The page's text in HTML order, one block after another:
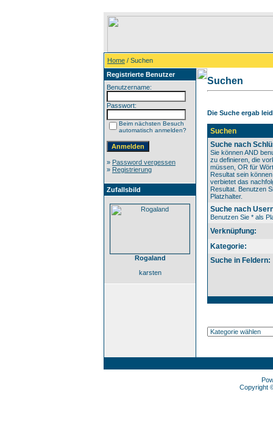
Home / Suchen
Registrierte Benutzer
Benutzername:
Passwort:
Beim nächsten Besuch
automatisch anmelden?
» Password vergessen
» Registrierung
Zufallsbild
Rogaland
karsten
Suchen
Die Suche ergab
Suchen
Suche nach
Sie können AND
zu definieren, die
müssen, OR für
Resultat sein
verbietet das
Resultat. Benutzen
Platzhalter.
Suche nach
Benutzen Sie * als
Verknüpfung:
Kategorie:
Suche in Feldern:
Copyright